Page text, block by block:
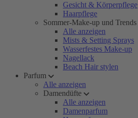
Gesicht & Körperpflege
Haarpflege
Sommer-Make-up und Trends
Alle anzeigen
Mists & Setting Sprays
Wasserfestes Make-up
Nagellack
Beach Hair stylen
Parfum
Alle anzeigen
Damendüfte
Alle anzeigen
Damenparfum